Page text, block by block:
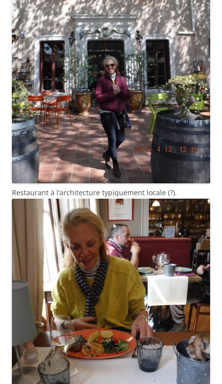
Restaurant à l’architecture typiquement locale (?).